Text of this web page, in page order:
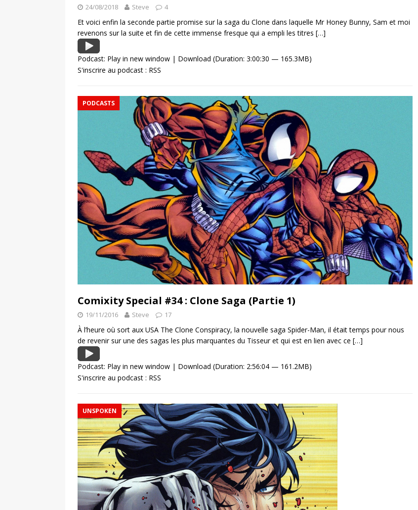
24/08/2018 Steve 4
Et voici enfin la seconde partie promise sur la saga du Clone dans laquelle Mr Honey Bunny, Sam et moi
revenons sur la suite et fin de cette immense fresque qui a empli les titres […]
Podcast: Play in new window | Download (Duration: 3:00:30 — 165.3MB)
S'inscrire au podcast : RSS
PODCASTS
Comixity Special #34 : Clone Saga (Partie 1)
19/11/2016 Steve 17
À l’heure où sort aux USA The Clone Conspiracy, la nouvelle saga Spider-Man, il était temps pour nous
de revenir sur une des sagas les plus marquantes du Tisseur et qui est en lien avec ce […]
Podcast: Play in new window | Download (Duration: 2:56:04 — 161.2MB)
S'inscrire au podcast : RSS
UNSPOKEN